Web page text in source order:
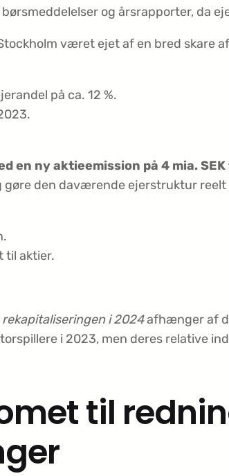
børsmeddelelser og årsrapporter, da
været ejet af en bred skare
på ca. 12 %.
en ny aktieemission på 4 mia. SEK
gøre den daværende ejerstruktur
til aktier.
rekapitaliseringen i 2024afhænger af
i 2023, men deres relative
til